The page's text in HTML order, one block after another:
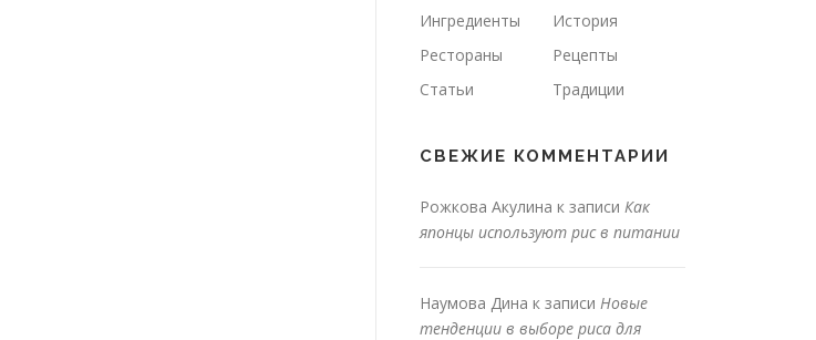
Ингредиенты
История
Рестораны
Рецепты
Статьи
Традиции
СВЕЖИЕ КОММЕНТАРИИ
Рожкова Акулина к записи Как
японцы используют рис в питании
Наумова Дина к записи Новые
тенденции в выборе риса для